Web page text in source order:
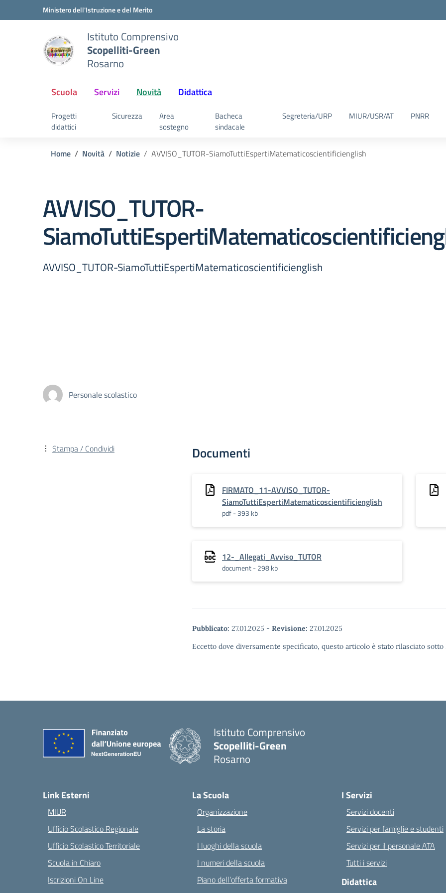
Vai ai contenuti
Vai al menu di navigazioneMinistero dell'Istruzione e del Merito
Istituto Comprensivo
Scopelliti-Green
Rosarno
Scuola Servizi Novità Didattica
Progetti
didattici
Sicurezza
Area
sostegno
Bacheca
sindacale
Segreteria/URP MIUR/USR/AT PNRR
Home Novità Notizie AVVISO_TUTOR-SiamoTuttiEspertiMatematicoscientificienglish
AVVISO_TUTOR-
AVVISO_TUTOR-SiamoTuttiEspertiMatematicoscientificienglish
Personale scolastico
Documenti
FIRMATO_11-AVVISO_TUTOR-
SiamoTuttiEspertiMatematicoscientificienglish
pdf - 393 kb
12-_Allegati_Avviso_TUTOR
document - 298 kb
Pubblicato: 27.01.2025 - Revisione: 27.01.2025
Eccetto dove diversamente specificato, questo articolo è stato rilasciato
Stampa / Condividi
Istituto Comprensivo
Scopelliti-Green
Rosarno
Link Esterni
MIUR
Ufficio Scolastico Regionale
Ufficio Scolastico Territoriale
Scuola in Chiaro
Iscrizioni On Line
La Scuola
Organizzazione
La storia
I luoghi della scuola
I numeri della scuola
Piano dell’offerta formativa
I Servizi
Servizi docenti
Servizi per famiglie e studenti
Servizi per il personale ATA
Tutti i servizi
Didattica